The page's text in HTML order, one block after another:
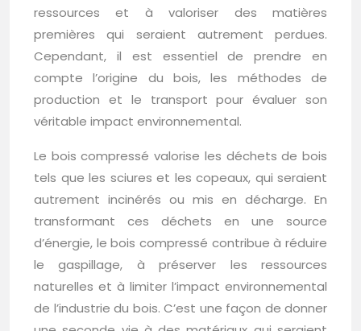
ressources et à valoriser des matières
premières qui seraient autrement perdues.
Cependant, il est essentiel de prendre en
compte l’origine du bois, les méthodes de
production et le transport pour évaluer son
véritable impact environnemental.
Le bois compressé valorise les déchets de bois
tels que les sciures et les copeaux, qui seraient
autrement incinérés ou mis en décharge. En
transformant ces déchets en une source
d’énergie, le bois compressé contribue à réduire
le gaspillage, à préserver les ressources
naturelles et à limiter l’impact environnemental
de l’industrie du bois. C’est une façon de donner